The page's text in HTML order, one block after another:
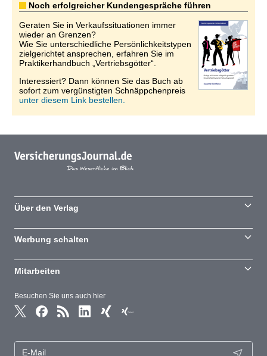
Noch erfolgreicher Kundengespräche führen
Geraten Sie in Verkaufssituationen immer
wieder an Grenzen?
Wie Sie unterschiedliche Persönlichkeitstypen
zielgerichtet ansprechen, erfahren Sie im
Praktikerhandbuch „Vertriebsgötter“.
Interessiert? Dann können Sie das Buch ab
sofort zum vergünstigten Schnäppchenpreis
unter diesem Link bestellen.
Besuchen Sie uns auch hier
Über den Verlag
Werbung schalten
Mitarbeiten